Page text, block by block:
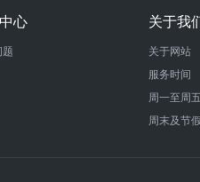
心
题
关于我
关于网站
服务时间
周一至周五
周末及节